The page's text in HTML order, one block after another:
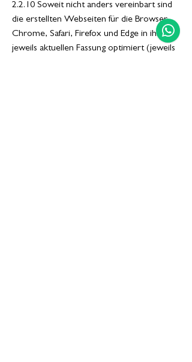
2.2.10 Soweit nicht anders vereinbart sind
die erstellten Webseiten für die Browser
Chrome, Safari, Firefox und Edge in ihrer
jeweils aktuellen Fassung optimiert (jeweils